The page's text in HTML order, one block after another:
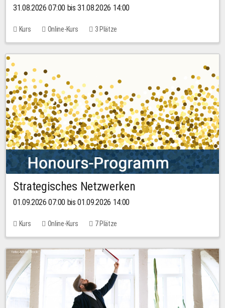
31.08.2026 07:00 bis 31.08.2026 14:00
Kurs Online-Kurs 3 Plätze
Strategisches Netzwerken
01.09.2026 07:00 bis 01.09.2026 14:00
Kurs Online-Kurs 7 Plätze